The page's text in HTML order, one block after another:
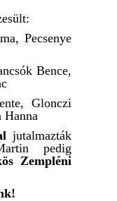
Pecsenye
Bence,
Glonczi
Hanna
jutalmazták
pedig
Zempléni